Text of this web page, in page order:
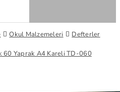
Okul Malzemeleri
Defterler
60 Yaprak A4 Kareli TD-060